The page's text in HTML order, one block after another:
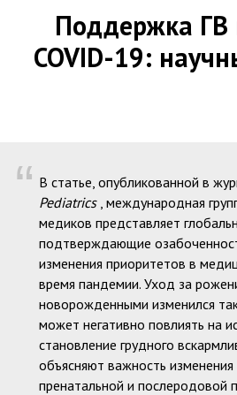
Поддержка ГВ
COVID-19:
“ В статье, опубликованной в
Pediatrics, международная
медиков представляет
подтверждающие
изменения приоритетов в
время пандемии. Уход за
новорожденными изменился
может негативно повлиять на
становление грудного
объясняют важность
пренатальной и послеродовой